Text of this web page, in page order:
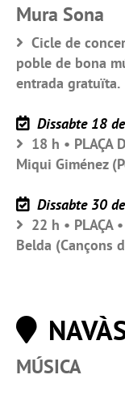
Mura Sona
Cicle de
poble de bona
entrada gratuïta.
Dissabte 18
18 h • PLAÇA
Miqui Giménez
Dissabte 30
22 h • PLAÇA
Belda (Cançons
MÚSICA